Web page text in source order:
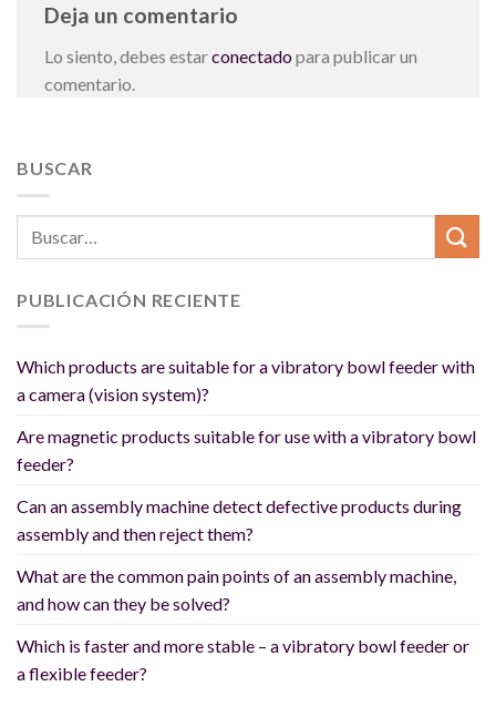
Deja un comentario
Lo siento, debes estarconectadopara publicar un
comentario.
BUSCAR
PUBLICACIÓN RECIENTE
Which products are suitable for a vibratory bowl feeder with
a camera (vision system)?
Are magnetic products suitable for use with a vibratory bowl
feeder?
Can an assembly machine detect defective products during
assembly and then reject them?
What are the common pain points of an assembly machine,
and how can they be solved?
Which is faster and more stable – a vibratory bowl feeder or
a flexible feeder?